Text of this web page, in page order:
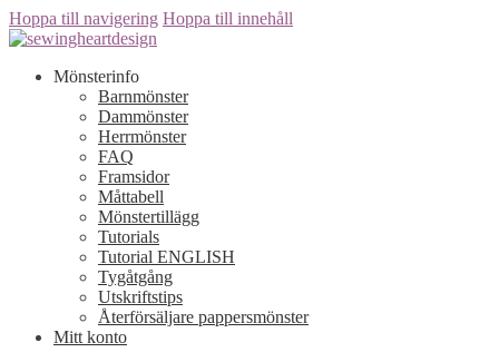
Hoppa till navigering Hoppa till innehåll
Mönsterinfo
Barnmönster
Dammönster
Herrmönster
FAQ
Framsidor
Måttabell
Mönstertillägg
Tutorials
Tutorial ENGLISH
Tygåtgång
Utskriftstips
Återförsäljare pappersmönster
Mitt konto